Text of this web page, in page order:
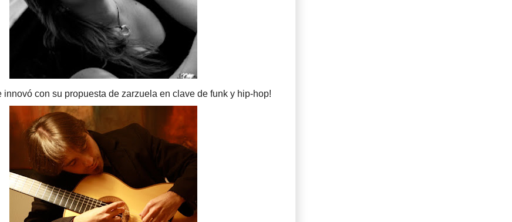
innovó con su propuesta de zarzuela en clave de funk y hip-hop!